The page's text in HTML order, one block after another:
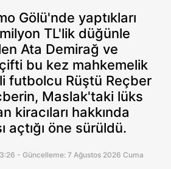
Gölü'nde yaptıkları
TL'lik düğünle
Ata Demirağ ve
bu kez mahkemelik
futbolcu Rüştü Reçber
Maslak'taki lüks
kiracıları hakkında
açtığı öne sürüldü.
- Güncelleme: 7 Ağustos 2026 Cuma